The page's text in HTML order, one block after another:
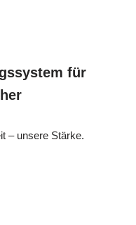
für
– unsere Stärke.